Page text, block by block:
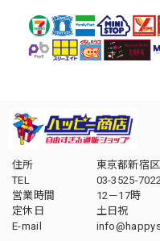
住所
東京都新宿
TEL
03-3525-7022
営業時間
12－17時
定休日
土日祝
E-mail